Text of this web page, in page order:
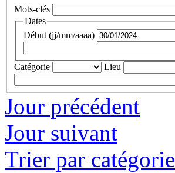
Mots-clés
Dates
Début (jj/mm/aaaa)
Catégorie
Lieu
Jour précédent
Jour suivant
Trier par catégorie